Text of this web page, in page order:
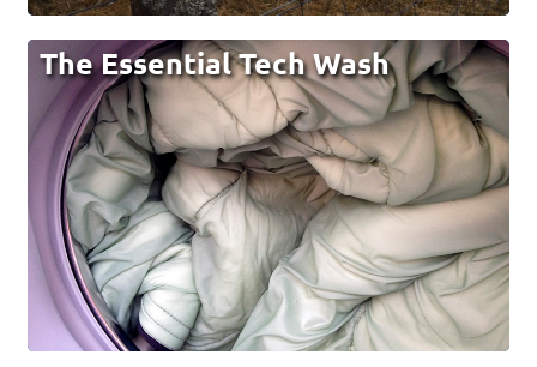
The Essential Tech Wash